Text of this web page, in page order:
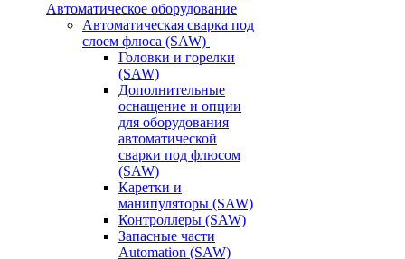
Автоматическое оборудование
Автоматическая сварка под
слоем флюса (SAW)
Головки и горелки
(SAW)
Дополнительные
оснащение и опции
для оборудования
автоматической
сварки под флюсом
(SAW)
Каретки и
манипуляторы (SAW)
Контроллеры (SAW)
Запасные части
Automation (SAW)